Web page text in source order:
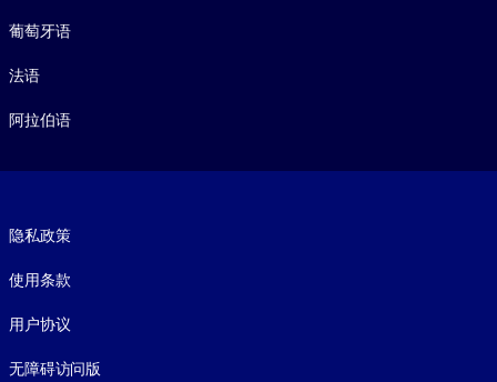
葡萄牙语
法语
阿拉伯语
隐私政策
使用条款
用户协议
无障碍访问版